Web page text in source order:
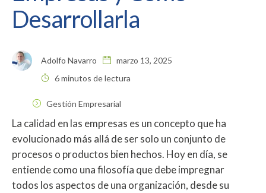
Desarrollarla
Adolfo Navarro
marzo 13, 2025
6 minutos de lectura
Gestión Empresarial
La calidad en las empresas es un concepto que ha
evolucionado más allá de ser solo un conjunto de
procesos o productos bien hechos. Hoy en día, se
entiende como una filosofía que debe impregnar
todos los aspectos de una organización, desde su